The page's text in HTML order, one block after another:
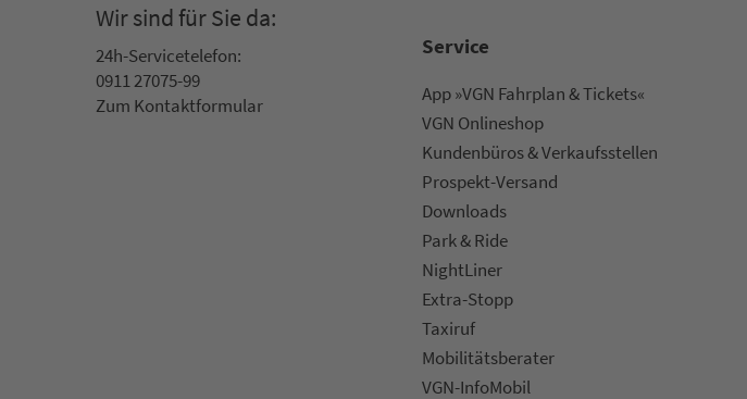
Wir sind für Sie da:
24h-Ser­vice­te­le­fon:
0911 27075-99
Zum Kon­taktformular
Service
App »VGN Fahrplan & Tickets«
VGN On­line­shop
Kun­den­bü­ros & Ver­kaufs­stel­len
Prospekt-Versand
Downloads
Park & Ride
NightLiner
Extra-Stopp
Taxiruf
Mo­bi­li­täts­be­ra­ter
VGN-InfoMobil